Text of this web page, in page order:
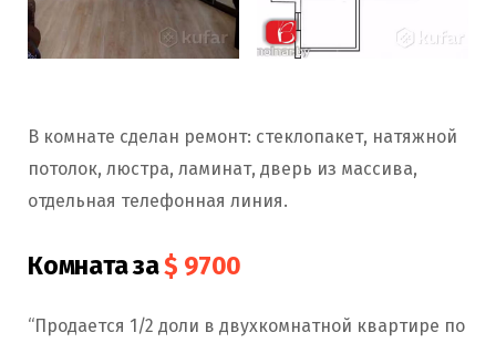
В комнате сделан ремонт: стеклопакет, натяжной
потолок, люстра, ламинат, дверь из массива,
отдельная телефонная линия.
Комната за$ 9700
“Продается 1/2 доли в двухкомнатной квартире по